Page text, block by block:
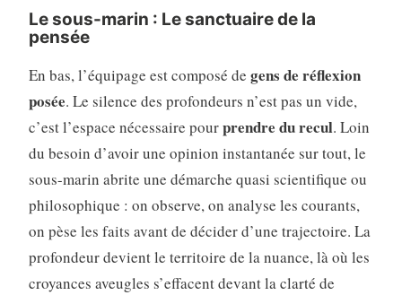
Le sous-marin : Le sanctuaire de la
pensée
En bas, l’équipage est composé de gens de réflexion
posée. Le silence des profondeurs n’est pas un vide,
c’est l’espace nécessaire pourprendre du recul. Loin
du besoin d’avoir une opinion instantanée sur tout, le
sous-marin abrite une démarche quasi scientifique ou
philosophique : on observe, on analyse les courants,
on pèse les faits avant de décider d’une trajectoire. La
profondeur devient le territoire de la nuance, là où les
croyances aveugles s’effacent devant la clarté de